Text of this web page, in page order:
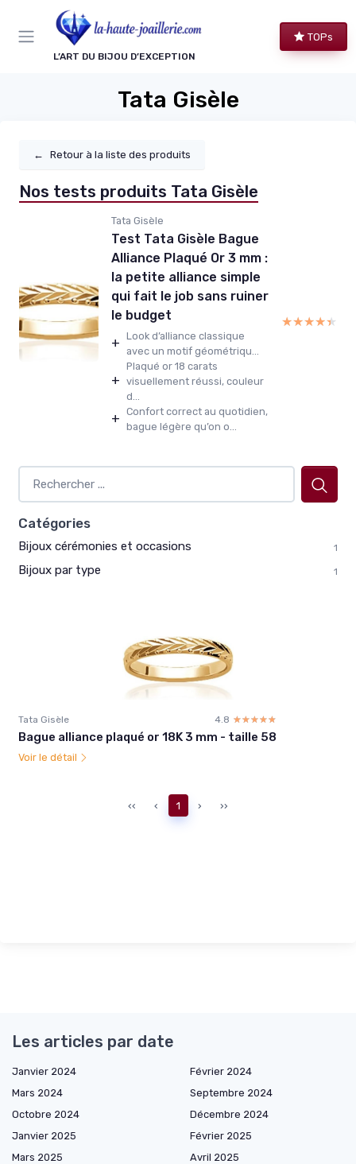
L’ART DU BIJOU D’EXCEPTION
TOPs
Tata Gisèle
← Retour à la liste des produits
Nos tests produits Tata Gisèle
Tata Gisèle
Test Tata Gisèle Bague
Alliance Plaqué Or 3 mm :
la petite alliance simple
qui fait le job sans ruiner
le budget
+ Look d’alliance classique
avec un motif géométriqu...
+
Plaqué or 18 carats
visuellement réussi, couleur
d...
+ Confort correct au quotidien,
bague légère qu’on o...
★★★★★
★★★★★
Catégories
Bijoux cérémonies et occasions 1
Bijoux par type 1
Tata Gisèle 4.8 ☆☆☆☆☆
★★★★★
Bague alliance plaqué or 18K 3 mm - taille 58
Voir le détail
‹‹ ‹ 1 › ››
Les articles par date
Janvier 2024
Février 2024
Mars 2024
Septembre 2024
Octobre 2024
Décembre 2024
Janvier 2025
Février 2025
Mars 2025
Avril 2025
Panneau de gestion des cookies